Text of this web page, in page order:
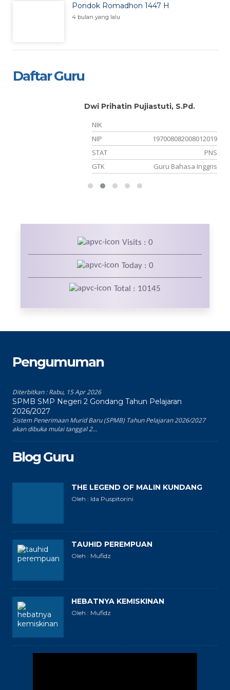
Pondok Romadhon 1447 H
4 bulan yang lalu
Daftar Guru
Dwi Prihatin Pujiastuti, S.Pd.
NIK
NIP
197008082008012019
STAT
PNS
GTK
Guru Bahasa Inggris
Visits : 0
Today : 0
Total : 10145
Pengumuman
Diterbitkan :Rabu, 15 Apr 2026
SPMB SMP Negeri 2 Gondang Tahun Pelajaran
2026/2027
Sistem Penerimaan Murid Baru (SPMB) Tahun Pelajaran 2026/2027
akan dibuka mulai tanggal 2...
Blog Guru
THE LEGEND OF MALIN KUNDANG
Oleh : Ida Puspitorini
TAUHID PEREMPUAN
Oleh : Mufidz
HEBATNYA KEMISKINAN
Oleh : Mufidz